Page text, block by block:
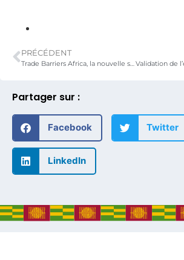
Partager sur :
Facebook Twitter
LinkedIn
PRÉCÉDENT